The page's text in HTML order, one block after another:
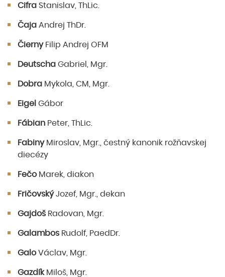
Cifra Stanislav, ThLic.
Čaja Andrej ThDr.
ČiernyFilip Andrej OFM
Deutscha Gabriel, Mgr.
Dobra Mykola, CM, Mgr.
Eigel Gábor
Fábian Peter, ThLic.
FabinyMiroslav, Mgr., čestný kanonik rožňavskej
diecézy
FečoMarek, diakon
FričovskýJozef, Mgr., dekan
Gajdoš Radovan, Mgr.
Galambos Rudolf, PaedDr.
GaloVáclav, Mgr.
GazdíkMiloš, Mgr.